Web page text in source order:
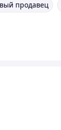
продавец